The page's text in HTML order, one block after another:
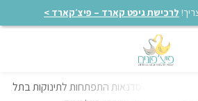
לרכישת גיפט קארד – פיצ׳קארד >